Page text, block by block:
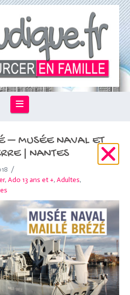
Navigation
– MUSÉE NAVAL ET
| NANTES
,Ado 13 ans et +,Adultes,